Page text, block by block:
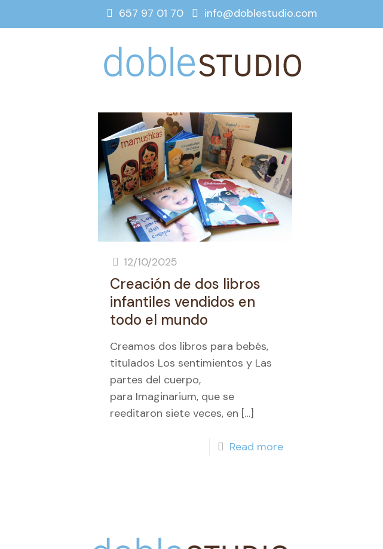
657 97 01 70 info@doblestudio.com
12/10/2025
Creación de dos libros
infantiles vendidos en
todo el mundo
Creamos dos libros para bebés,
titulados Los sentimientos y Las
partes del cuerpo,
para Imaginarium, que se
reeditaron siete veces, en […]
Read more